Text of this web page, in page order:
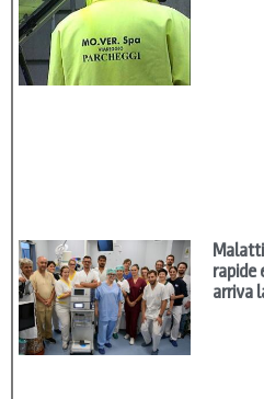
rapide
arriva